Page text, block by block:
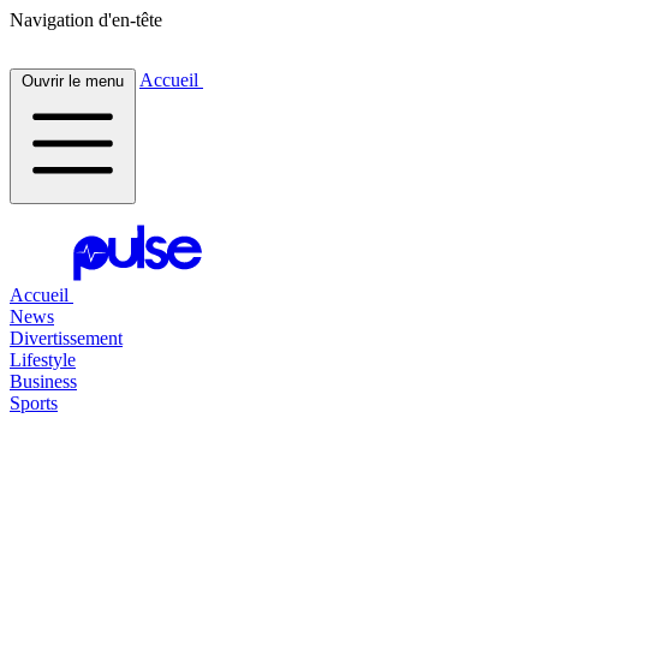
Navigation d'en-tête
Ouvrir le menu Accueil
Accueil
News
Divertissement
Lifestyle
Business
Sports